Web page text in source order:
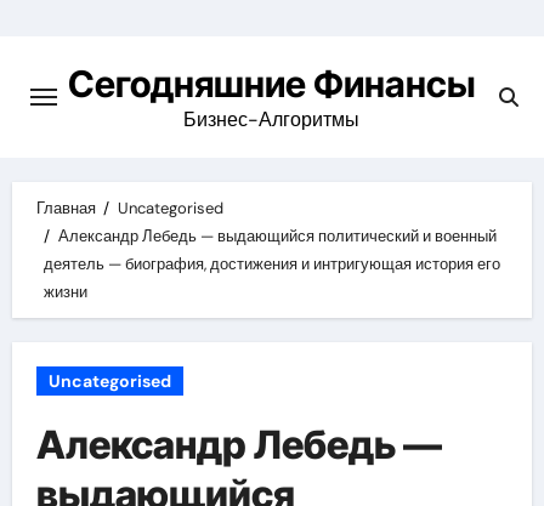
содержимомуСегодняшние Финансы
Бизнес-Алгоритмы
Главная
Uncategorised
Александр Лебедь — выдающийся политический и военный
деятель — биография, достижения и интригующая история его
жизни
Uncategorised
Александр Лебедь —
выдающийся